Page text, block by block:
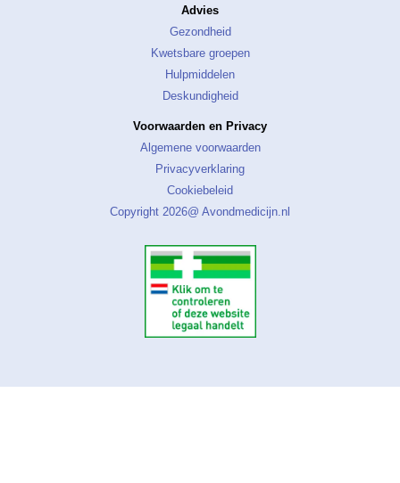
Advies
Gezondheid
Kwetsbare groepen
Hulpmiddelen
Deskundigheid
Voorwaarden en Privacy
Algemene voorwaarden
Privacyverklaring
Cookiebeleid
Copyright 2026@ Avondmedicijn.nl